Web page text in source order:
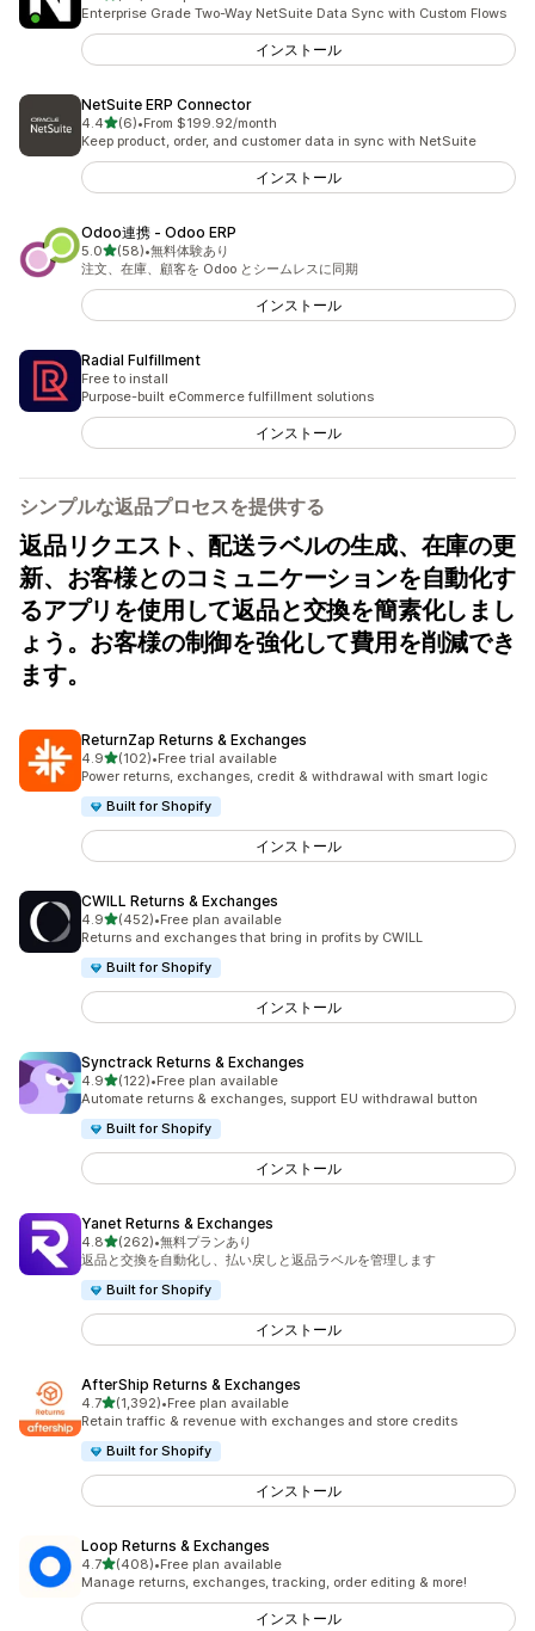
Enterprise Grade Two-Way NetSuite Data Sync with Custom Flows
インストール
NetSuite ERP Connector
4.45つ星中
(6)
合計レビュー数：6件
•From $199.92/month
Keep product, order, and customer data in sync with NetSuite
インストール
Odoo連携 ‑ Odoo ERP
5.05つ星中
(58)
合計レビュー数：58件
•無料体験あり
注文、在庫、顧客を Odoo とシームレスに同期
インストール
Radial Fulfillment
Free to install
Purpose-built eCommerce fulfillment solutions
インストール
シンプルな返品プロセスを提供する
返品リクエスト、配送ラベルの生成、在庫の更
新、お客様とのコミュニケーションを自動化す
るアプリを使用して返品と交換を簡素化しまし
ょう。お客様の制御を強化して費用を削減でき
ます。
ReturnZap Returns & Exchanges
4.95つ星中
(102)
合計レビュー数：102件
•Free trial available
Power returns, exchanges, credit & withdrawal with smart logic
Built for Shopify
インストール
CWILL Returns & Exchanges
4.95つ星中
(452)
合計レビュー数：452件
•Free plan available
Returns and exchanges that bring in profits by CWILL
Built for Shopify
インストール
Synctrack Returns & Exchanges
4.95つ星中
(122)
合計レビュー数：122件
•Free plan available
Automate returns & exchanges, support EU withdrawal button
Built for Shopify
インストール
Yanet Returns & Exchanges
4.85つ星中
(262)
合計レビュー数：262件
•無料プランあり
返品と交換を自動化し、払い戻しと返品ラベルを管理します
Built for Shopify
インストール
AfterShip Returns & Exchanges
4.75つ星中
(1,392)
合計レビュー数：1392件
•Free plan available
Retain traffic & revenue with exchanges and store credits
Built for Shopify
インストール
Loop Returns & Exchanges
4.75つ星中
(408)
合計レビュー数：408件
•Free plan available
Manage returns, exchanges, tracking, order editing & more!
インストール